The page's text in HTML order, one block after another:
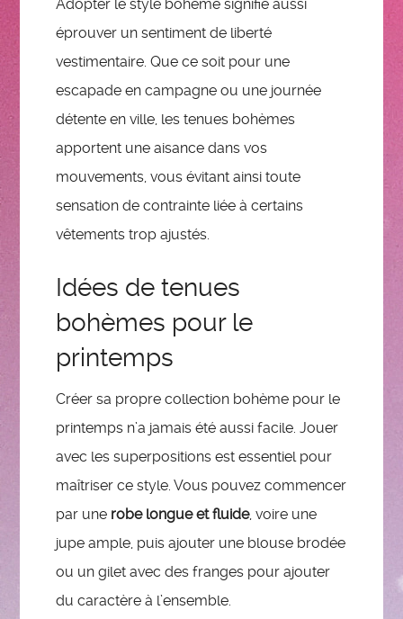
Adopter le style bohème signifie aussi
éprouver un sentiment de liberté
vestimentaire. Que ce soit pour une
escapade en campagne ou une journée
détente en ville, les tenues bohèmes
apportent une aisance dans vos
mouvements, vous évitant ainsi toute
sensation de contrainte liée à certains
vêtements trop ajustés.
Idées de tenues
bohèmes pour le
printemps
Créer sa propre collection bohème pour le
printemps n’a jamais été aussi facile. Jouer
avec les superpositions est essentiel pour
maîtriser ce style. Vous pouvez commencer
par une robe longue et fluide, voire une
jupe ample, puis ajouter une blouse brodée
ou un gilet avec des franges pour ajouter
du caractère à l’ensemble.